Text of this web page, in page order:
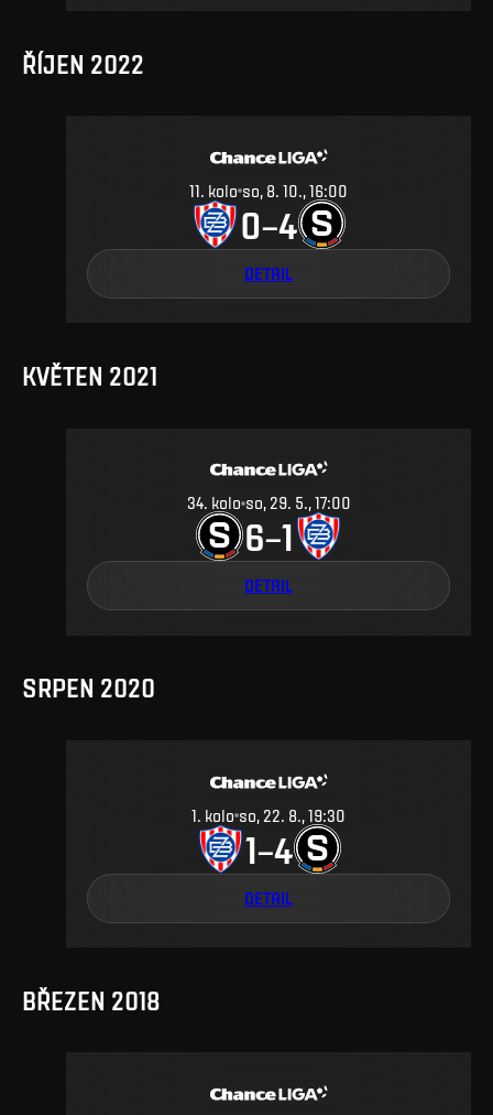
ŘÍJEN 2022
11. kolo so, 8. 10., 16:00
0–4
DETAIL
KVĚTEN 2021
34. kolo so, 29. 5., 17:00
6–1
DETAIL
SRPEN 2020
1 kolo so, 22. 8., 19:30
1–4
DETAIL
BŘEZEN 2018